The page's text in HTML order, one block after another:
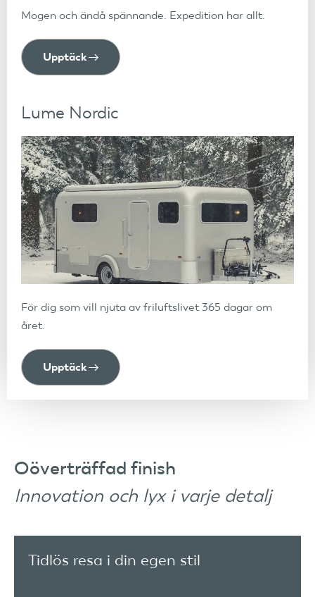
Mogen och ändå spännande. Expedition har allt.
Upptäck
Lume Nordic
För dig som vill njuta av friluftslivet 365 dagar om
året.
Upptäck
Oöverträffad finish
Innovation och lyx i varje detalj
Tidlös resa i din egen stil